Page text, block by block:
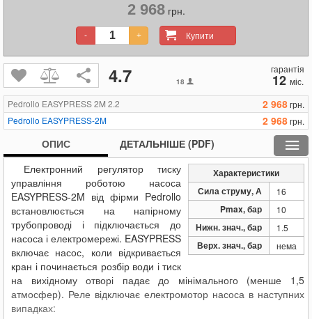
2 968грн.
Купити
- +
4.7 18
гарантія
12 міс.
Pedrollo EASYPRESS 2M 2.2
2 968грн.
Pedrollo EASYPRESS-2M
2 968грн.
ОПИС ДЕТАЛЬНІШЕ (PDF)
Характеристики
Сила струму, А
16
Pmax, бар 10
Нижн. знач., бар 1.5
Верх. знач., бар нема
Електронний регулятор тиску
управління роботою насоса
EASYPRESS-2M від фірми Pedrollo
встановлюється на напірному
трубопроводі і підключається до
насоса і електромережі. EASYPRESS
включає насос, коли відкривається
кран і починається розбір води і тиск
на вихідному отворі падає до мінімального (менше 1,5
атмосфер). Реле відключає електромотор насоса в наступних
випадках: